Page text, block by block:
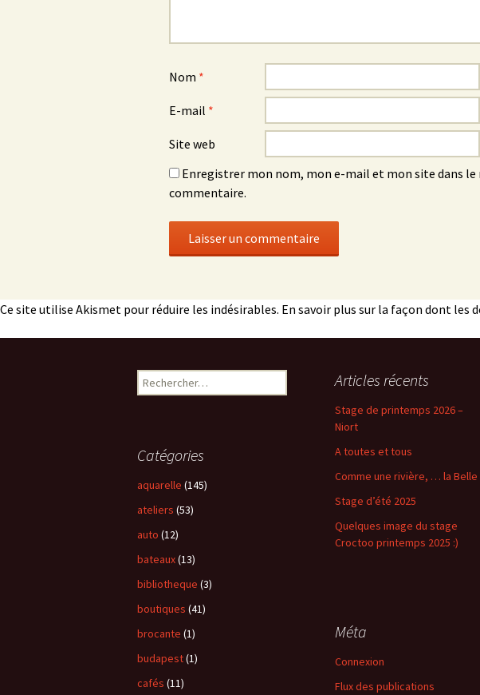
Nom *
E-mail *
Site web
Enregistrer mon nom, mon e-mail et mon site dans
commentaire.
Ce site utilise Akismet pour réduire les indésirables. En savoir plus sur la façon dont les
Rechercher : Articles récents
Stage de printemps 2026 –
Niort
A toutes et tous
Comme une rivière, … la Belle
Stage d’été 2025
Quelques image du stage
Croctoo printemps 2025 :)
Catégories
aquarelle (145)
ateliers (53)
auto (12)
bateaux(13)
bibliotheque (3)
boutiques (41)
brocante (1)
budapest(1)
cafés (11)
Méta
Connexion
Flux des publications